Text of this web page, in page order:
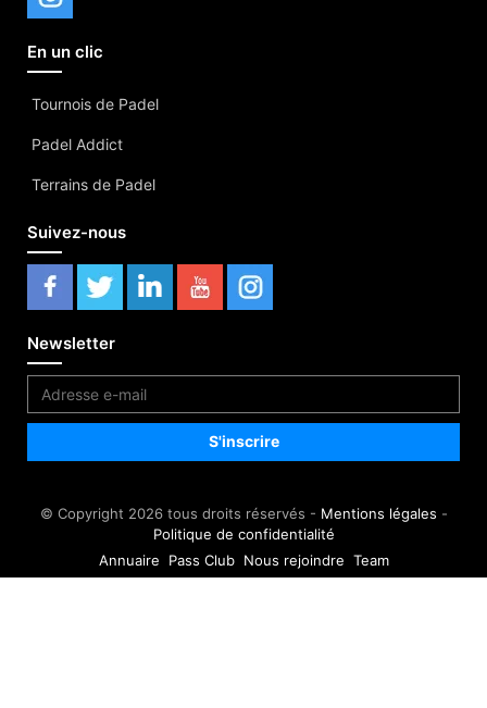
En un clic
Tournois de Padel
Padel Addict
Terrains de Padel
Suivez-nous
Newsletter
© Copyright 2026 tous droits réservés - Mentions légales -
Politique de confidentialité
Annuaire
Pass Club Nous rejoindre Team